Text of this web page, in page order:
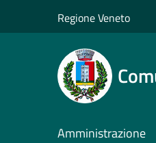
Regione Veneto
Amministrazione